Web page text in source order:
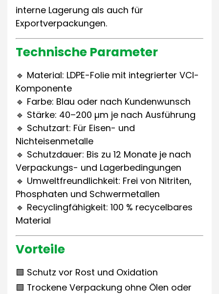
interne Lagerung als auch für
Exportverpackungen.
Technische Parameter
🔹 Material: LDPE-Folie mit integrierter VCI-
Komponente
🔹 Farbe: Blau oder nach Kundenwunsch
🔹 Stärke: 40–200 µm je nach Ausführung
🔹 Schutzart: Für Eisen- und
Nichteisenmetalle
🔹 Schutzdauer: Bis zu 12 Monate je nach
Verpackungs- und Lagerbedingungen
🔹 Umweltfreundlichkeit: Frei von Nitriten,
Phosphaten und Schwermetallen
🔹 Recyclingfähigkeit: 100 % recycelbares
Material
Vorteile
🟩 Schutz vor Rost und Oxidation
🟩 Trockene Verpackung ohne Ölen oder